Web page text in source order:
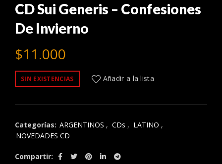
CD Sui Generis – Confesiones
De Invierno
$11.000
SIN EXISTENCIAS Añadir a la lista
Categorías: ARGENTINOS , CDs , LATINO ,
NOVEDADES CD
Compartir